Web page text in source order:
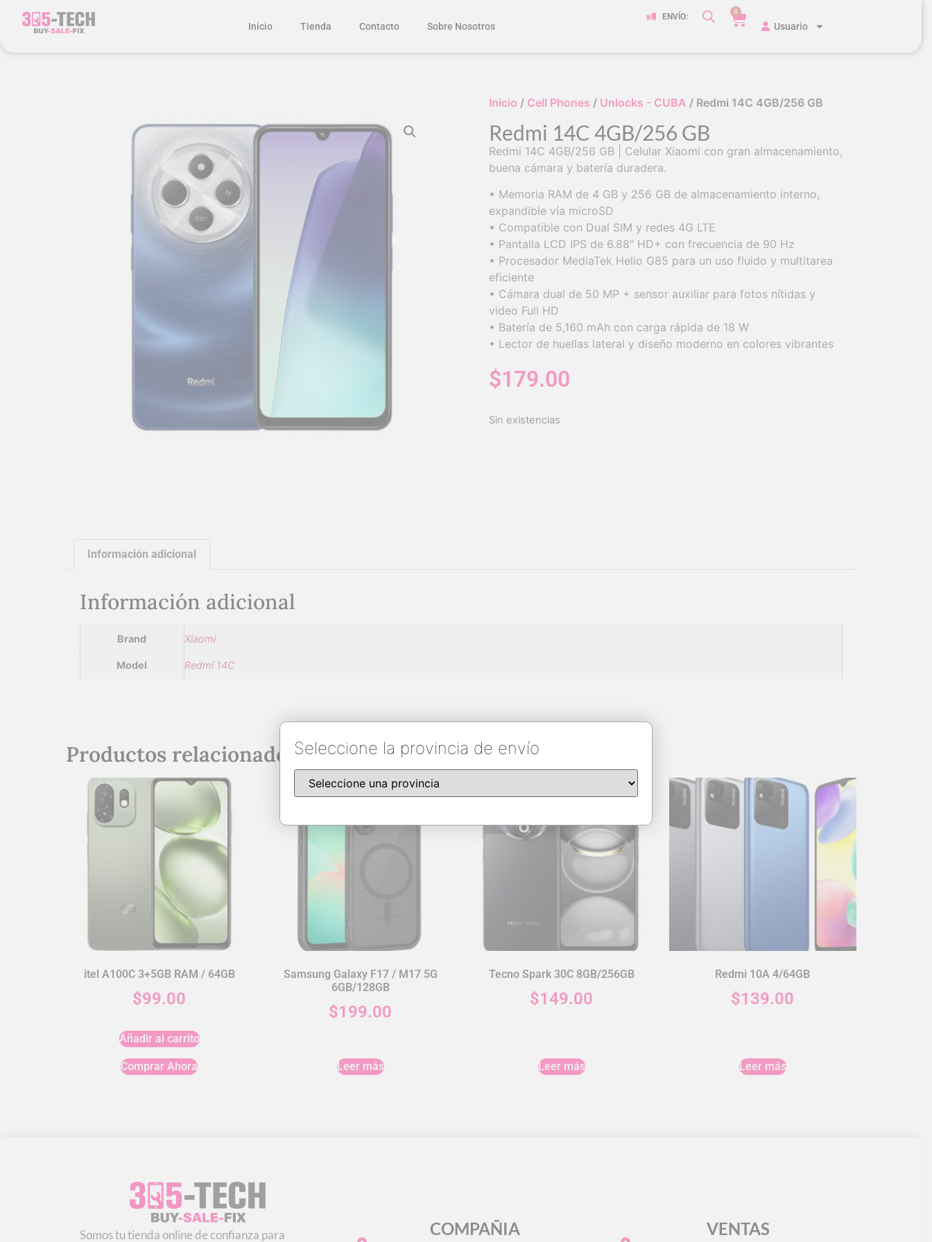
Inicio Tienda Contacto Sobre Nosotros
ENVÍO:
0
Usuario
Inicio / Cell Phones / Unlocks - CUBA / Redmi 14C 4GB/256 GB
Redmi 14C 4GB/256 GB
Redmi 14C 4GB/256 GB | Celular Xiaomi con gran almacenamiento,
buena cámara y batería duradera.
• Memoria RAM de 4 GB y 256 GB de almacenamiento interno,
expandible vía microSD
• Compatible con Dual SIM y redes 4G LTE
• Pantalla LCD IPS de 6.88″ HD+ con frecuencia de 90 Hz
• Procesador MediaTek Helio G85 para un uso fluido y multitarea
eficiente
• Cámara dual de 50 MP + sensor auxiliar para fotos nítidas y
video Full HD
• Batería de 5,160 mAh con carga rápida de 18 W
• Lector de huellas lateral y diseño moderno en colores vibrantes
$179.00
Sin existencias
Información adicional
Información adicional
Brand Xiaomi
Model Redmi 14C
Productos relacionados
itel A100C 3+5GB RAM / 64GB
$99.00
Añadir al carrito
Comprar Ahora
Samsung Galaxy F17 / M17 5G
6GB/128GB
$199.00
Leer más
Tecno Spark 30C 8GB/256GB
$149.00
Leer más
Redmi 10A 4/64GB
$139.00
Leer más
Somos tu tienda online de confianza para COMPAÑIA VENTAS
Seleccione la provincia de envío